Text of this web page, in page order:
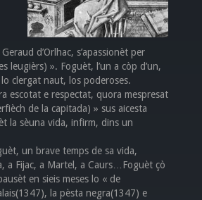
d’Orlhac, s’apassionèt per
leugièrs) ». Foguèt, l’un a còp d’un,
clergat naut, los poderoses.
escotat e respectat, quora mespresat
de la capitada) » sus aicesta
la sèuna vida, infirm, dins un
un brave temps de sa vida,
a Fijac, a Martel, a Caurs…Foguèt çò
en sieis meses lo « de
la pèsta negra(1347) e